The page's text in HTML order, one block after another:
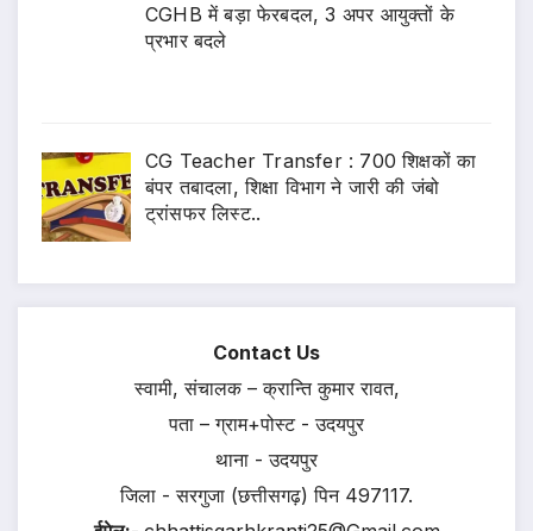
CGHB में बड़ा फेरबदल, 3 अपर आयुक्तों के
प्रभार बदले
CG Teacher Transfer : 700 शिक्षकों का
बंपर तबादला, शिक्षा विभाग ने जारी की जंबो
ट्रांसफर लिस्ट..
Contact Us
स्वामी, संचालक – क्रान्ति कुमार रावत,
पता – ग्राम+पोस्ट - उदयपुर
थाना - उदयपुर
जिला - सरगुजा (छत्तीसगढ़) पिन 497117.